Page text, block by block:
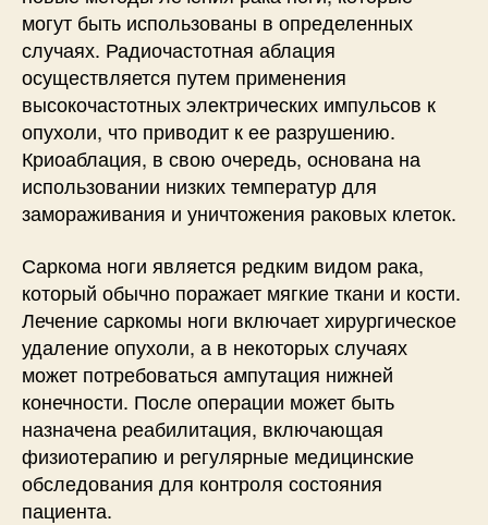
могут быть использованы в определенных
случаях. Радиочастотная аблация
осуществляется путем применения
высокочастотных электрических импульсов к
опухоли, что приводит к ее разрушению.
Криоаблация, в свою очередь, основана на
использовании низких температур для
замораживания и уничтожения раковых клеток.
Саркома ноги является редким видом рака,
который обычно поражает мягкие ткани и кости.
Лечение саркомы ноги включает хирургическое
удаление опухоли, а в некоторых случаях
может потребоваться ампутация нижней
конечности. После операции может быть
назначена реабилитация, включающая
физиотерапию и регулярные медицинские
обследования для контроля состояния
пациента.